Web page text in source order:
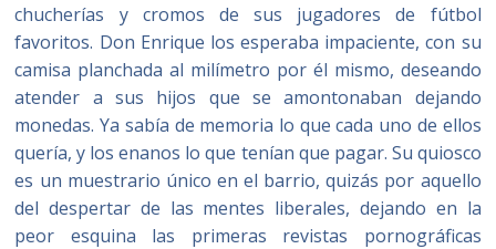
chucherías y cromos de sus jugadores de fútbol
favoritos. Don Enrique los esperaba impaciente, con su
camisa planchada al milímetro por él mismo, deseando
atender a sus hijos que se amontonaban dejando
monedas. Ya sabía de memoria lo que cada uno de ellos
quería, y los enanos lo que tenían que pagar. Su quiosco
es un muestrario único en el barrio, quizás por aquello
del despertar de las mentes liberales, dejando en la
peor esquina las primeras revistas pornográficas